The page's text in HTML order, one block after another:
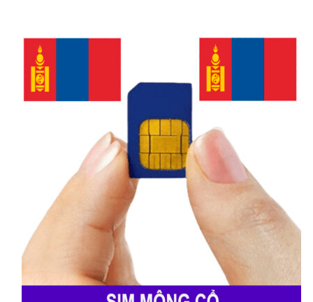
đồng Euro. Mã điện thoại là +39.
Internet công cộng ở Ý rất kém nên
mọi người đi du lịch đều phải mua sim
hoặc thuê cục phát wifi.
Những điểm đến nổi tiếng và thú vị
nhất ở Ý là đấu trường La Mã; bờ biển
Amalfi; quảng trường San Marco;
Capri; đài phun nước Trevi; tháp
nghiên Pisa; nhà thờ chính tòa
Firenze; Roman Forum; đền Pantheon;
cung điện Uffizi; Piazza Navona…
eSim du lịch Ý là gì ?
eSim du lịch Ýlà loại esim nghe gọi,
dùng internet tốc độ cao cho những